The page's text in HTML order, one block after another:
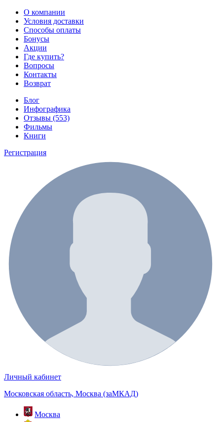
О компании
Условия доставки
Способы оплаты
Бонусы
Акции
Где купить?
Вопросы
Контакты
Возврат
Блог
Инфографика
Отзывы (553)
Фильмы
Книги
Регистрация
Личный кабинет
Московская область, Москва (заМКАД)
Москва